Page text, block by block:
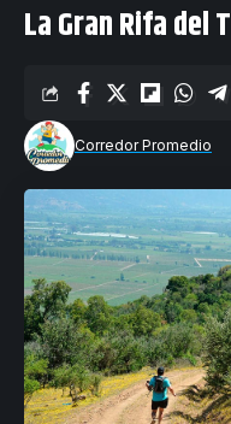
La Gran Rifa del
Corredor Promedio